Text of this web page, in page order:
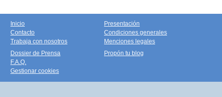
Inicio
Contacto
Trabaja con nosotros
Presentación
Condiciones generales
Menciones legales
Dossier de Prensa
F.A.Q.
Gestionar cookies
Propón tu blog